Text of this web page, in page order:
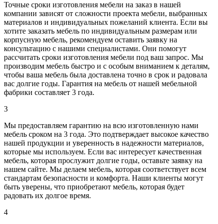
Точные сроки изготовления мебели на заказ в нашей
компании зависят от сложности проекта мебели, выбранных
материалов и индивидуальных пожеланий клиента. Если вы
хотите заказать мебель по индивидуальным размерам или
корпусную мебель, рекомендуем оставить заявку на
консультацию с нашими специалистами. Они помогут
рассчитать сроки изготовления мебели под ваш запрос. Мы
производим мебель быстро и с особым вниманием к деталям,
чтобы ваша мебель была доставлена точно в срок и радовала
вас долгие годы. Гарантия на мебель от нашей мебельной
фабрики составляет 3 года.
3
Мы предоставляем гарантию на всю изготовленную нами
мебель сроком на 3 года. Это подтверждает высокое качество
нашей продукции и уверенность в надежности материалов,
которые мы используем. Если вас интересует качественная
мебель, которая прослужит долгие годы, оставьте заявку на
нашем сайте. Мы делаем мебель, которая соответствует всем
стандартам безопасности и комфорта. Наши клиенты могут
быть уверены, что приобретают мебель, которая будет
радовать их долгое время.
4